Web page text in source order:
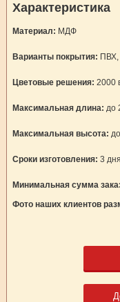
Характеристика
Материал: МДФ
Варианты покрытия: ПВХ,
Цветовые решения: 2000
Максимальная длина: до
Максимальная высота:
Сроки изготовления: 3 дня
Минимальная сумма
Фото наших клиентов